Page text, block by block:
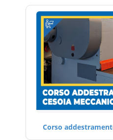
Corso